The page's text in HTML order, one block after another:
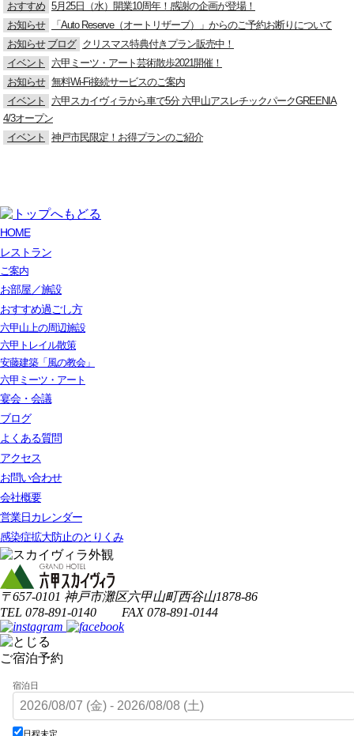
おすすめ 5月25日（水）開業10周年！感謝の企画が登場！
お知らせ
「Auto Reserve（オートリザーブ）」からのご予約お断りについて
お知らせ ブログ
クリスマス特典付きプラン販売中！
イベント
六甲ミーツ・アート芸術散歩2021開催！
お知らせ 無料Wi-Fi接続サービスのご案内
イベント
六甲スカイヴィラから車で5分 六甲山アスレチックパークGREENIA
4/3オープン
イベント
神戸市民限定！お得プランのご紹介
HOME
レストラン
ご案内
お部屋／施設
おすすめ過ごし方
六甲山上の周辺施設
六甲トレイル散策
安藤建築「風の教会」
六甲ミーツ・アート
宴会・会議
ブログ
よくある質問
アクセス
お問い合わせ
会社概要
営業日カレンダー
感染症拡大防止のとりくみ
〒657-0101 神戸市灘区六甲山町西谷山1878-86
TEL 078-891-0140 FAX 078-891-0144
ご宿泊予約
宿泊日
日程未定